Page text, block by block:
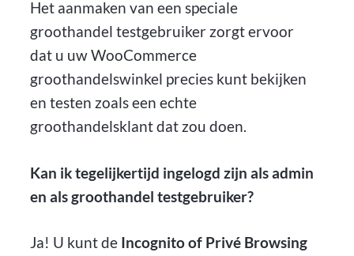
Het aanmaken van een speciale
groothandel testgebruiker zorgt ervoor
dat u uw WooCommerce
groothandelswinkel precies kunt bekijken
en testen zoals een echte
groothandelsklant dat zou doen.
Kan ik tegelijkertijd ingelogd zijn als admin
en als groothandel testgebruiker?
Ja! U kunt de Incognito of Privé Browsing